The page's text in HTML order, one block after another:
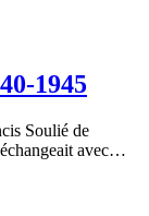
1945
Soulié de
avec…